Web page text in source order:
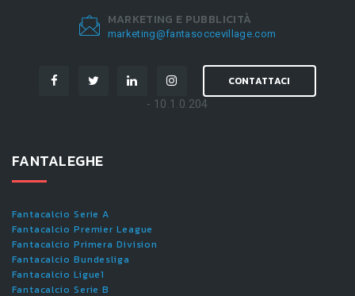
MARKETING E PUBBLICITÀ
marketing@fantasoccevillage.com
CONTATTACI
- 10.1.0.204
FANTALEGHE
Fantacalcio Serie A
Fantacalcio Premier League
Fantacalcio Primera Division
Fantacalcio Bundesliga
Fantacalcio Ligue1
Fantacalcio Serie B